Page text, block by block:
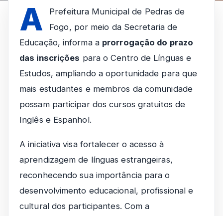
A
Prefeitura Municipal de Pedras de
Fogo, por meio da Secretaria de
Educação, informa a prorrogação do prazo
das inscrições para o Centro de Línguas e
Estudos, ampliando a oportunidade para que
mais estudantes e membros da comunidade
possam participar dos cursos gratuitos de
Inglês e Espanhol.
A iniciativa visa fortalecer o acesso à
aprendizagem de línguas estrangeiras,
reconhecendo sua importância para o
desenvolvimento educacional, profissional e
cultural dos participantes. Com a